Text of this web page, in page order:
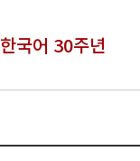
한국어 30주년